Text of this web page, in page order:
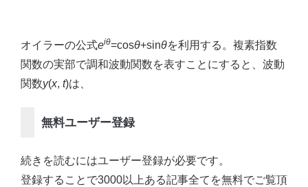
オイラーの公式eiθ=cosθ+sinθを利用する。複素指数
関数の実部で調和波動関数を表すことにすると、波動
関数y(x, t)は、
無料ユーザー登録
続きを読むにはユーザー登録が必要です。
登録することで3000以上ある記事全てを無料でご覧頂